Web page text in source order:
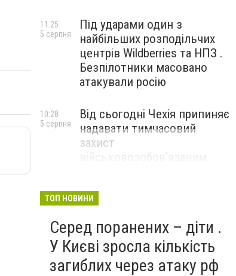
Під ударами один з
найбільших розподільчих
центрів Wildberries та НПЗ .
Безпілотники масовано
атакували росію
11:25
5 серпня
Від сьогодні Чехія припиняє
надавати тимчасовий
захист
військовозобов’язаним
10:28
5 серпня
ТОП НОВИНИ
Серед поранених – діти .
У Києві зросла кількість
загиблих через атаку рф